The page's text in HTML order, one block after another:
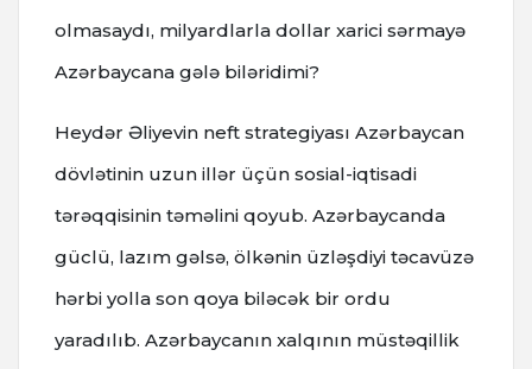
olmasaydı, milyardlarla dollar xarici sərmayə
Azərbaycana gələ biləridimi?
Heydər Əliyevin neft strategiyası Azərbaycan
dövlətinin uzun illər üçün sosial-iqtisadi
tərəqqisinin təməlini qoyub. Azərbaycanda
güclü, lazım gəlsə, ölkənin üzləşdiyi təcavüzə
hərbi yolla son qoya biləcək bir ordu
yaradılıb. Azərbaycanın xalqının müstəqillik